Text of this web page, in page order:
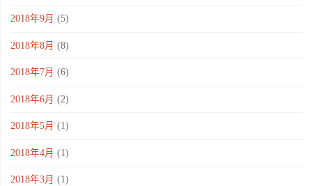
2018年9月 (5)
2018年8月 (8)
2018年7月 (6)
2018年6月 (2)
2018年5月 (1)
2018年4月 (1)
2018年3月 (1)